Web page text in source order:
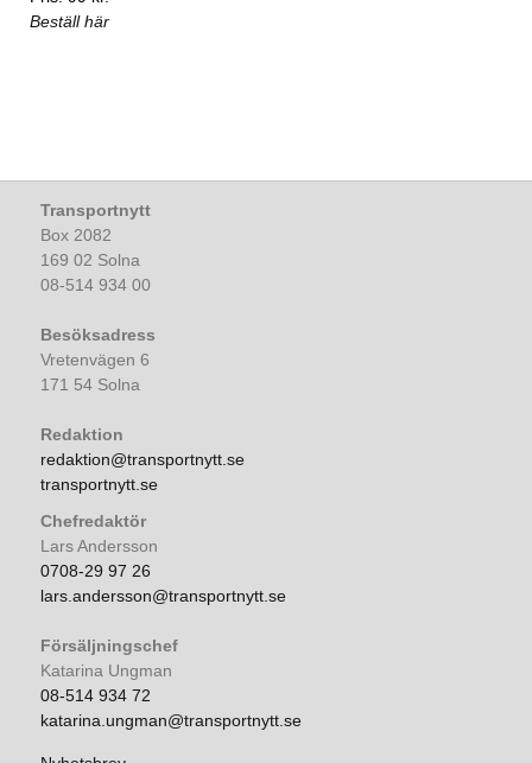
Beställ här
Transportnytt
Box 2082
169 02 Solna
08-514 934 00
Besöksadress
Vretenvägen 6
171 54 Solna
Redaktion
redaktion@transportnytt.se
transportnytt.se
Chefredaktör
Lars Andersson
0708-29 97 26
lars.andersson@transportnytt.se
Försäljningschef
Katarina Ungman
08-514 934 72
katarina.ungman@transportnytt.se